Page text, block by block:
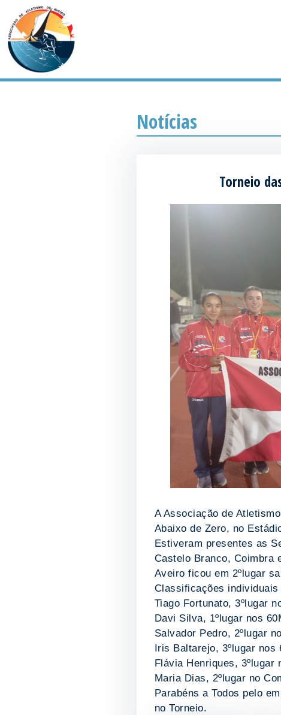
Notícias
Torneio
A Associação de
Abaixo de Zero, no
Estiveram presentes as
Castelo Branco, Coimbra
Aveiro ficou em 2ºlugar
Classificações
Tiago Fortunato, 3ºlugar
Davi Silva, 1ºlugar nos
Salvador Pedro, 2ºlugar
Iris Baltarejo, 3ºlugar nos
Flávia Henriques, 3ºlugar
Maria Dias, 2ºlugar no
Parabéns a Todos pelo
no Torneio.